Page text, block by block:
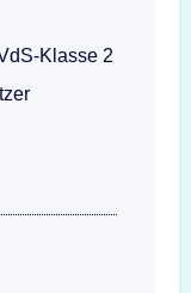
Klasse 2